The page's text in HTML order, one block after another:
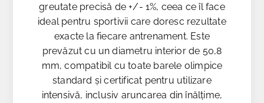
greutate precisă de +/- 1%, ceea ce îl face
ideal pentru sportivii care doresc rezultate
exacte la fiecare antrenament. Este
prevăzut cu un diametru interior de 50,8
mm, compatibil cu toate barele olimpice
standard și certificat pentru utilizare
intensivă, inclusiv aruncarea din înălțime,